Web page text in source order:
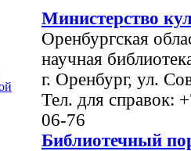
Министерство
Оренбургская
научная
г. Оренбург, ул.
Тел. для справок:
06-76
Библиотечный